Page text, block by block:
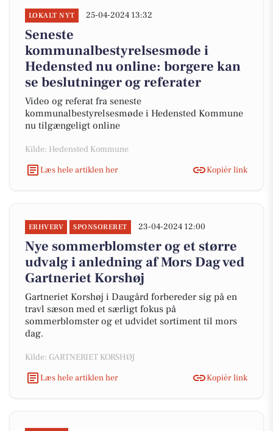
LOKALT NYT 25-04-2024 13:32
Seneste
kommunalbestyrelsesmøde i
Hedensted nu online: borgere kan
se beslutninger og referater
Video og referat fra seneste
kommunalbestyrelsesmøde i Hedensted Kommune
nu tilgængeligt online
Kilde: Hedensted Kommune
Læs hele artiklen her
Kopiér link
ERHVERV SPONSORERET 23-04-2024 12:00
Nye sommerblomster og et større
udvalg i anledning af Mors Dag ved
Gartneriet Korshøj
Gartneriet Korshøj i Daugård forbereder sig på en
travl sæson med et særligt fokus på
sommerblomster og et udvidet sortiment til mors
dag.
Kilde: GARTNERIET KORSHØJ
Læs hele artiklen her
Kopiér link